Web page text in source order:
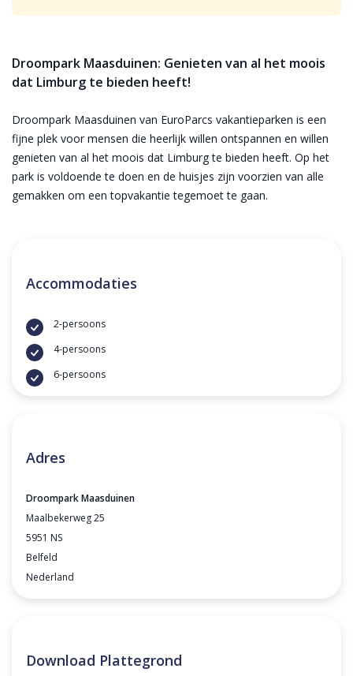
Droompark Maasduinen: Genieten van al het moois
dat Limburg te bieden heeft!
Droompark Maasduinen van EuroParcs vakantieparken is een
fijne plek voor mensen die heerlijk willen ontspannen en willen
genieten van al het moois dat Limburg te bieden heeft. Op het
park is voldoende te doen en de huisjes zijn voorzien van alle
gemakken om een topvakantie tegemoet te gaan.
Accommodaties
2-persoons
4-persoons
6-persoons
Adres
Droompark Maasduinen
Maalbekerweg 25
5951 NS
Belfeld
Nederland
Download Plattegrond